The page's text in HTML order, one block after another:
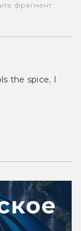
фрагмент
the spice, I